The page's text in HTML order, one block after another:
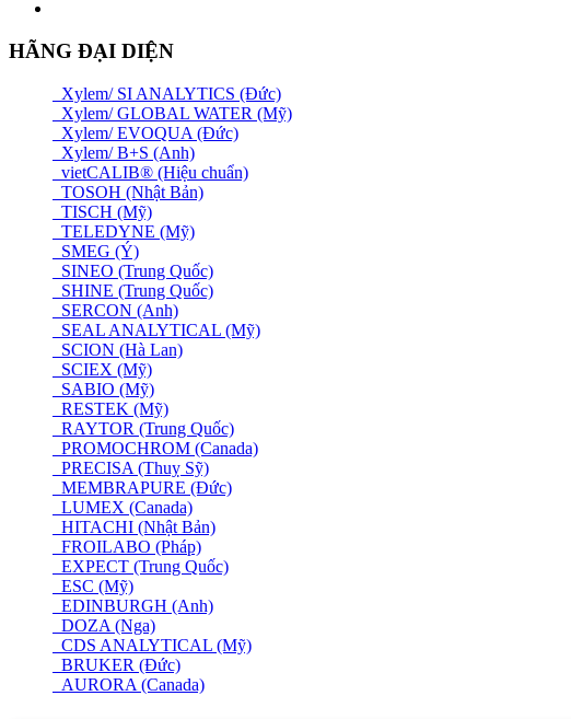
HÃNG ĐẠI DIỆN
Xylem/ SI ANALYTICS (Đức)
Xylem/ GLOBAL WATER (Mỹ)
Xylem/ EVOQUA (Đức)
Xylem/ B+S (Anh)
vietCALIB® (Hiệu chuẩn)
TOSOH (Nhật Bản)
TISCH (Mỹ)
TELEDYNE (Mỹ)
SMEG (Ý)
SINEO (Trung Quốc)
SHINE (Trung Quốc)
SERCON (Anh)
SEAL ANALYTICAL (Mỹ)
SCION (Hà Lan)
SCIEX (Mỹ)
SABIO (Mỹ)
RESTEK (Mỹ)
RAYTOR (Trung Quốc)
PROMOCHROM (Canada)
PRECISA (Thuỵ Sỹ)
MEMBRAPURE (Đức)
LUMEX (Canada)
HITACHI (Nhật Bản)
FROILABO (Pháp)
EXPECT (Trung Quốc)
ESC (Mỹ)
EDINBURGH (Anh)
DOZA (Nga)
CDS ANALYTICAL (Mỹ)
BRUKER (Đức)
AURORA (Canada)